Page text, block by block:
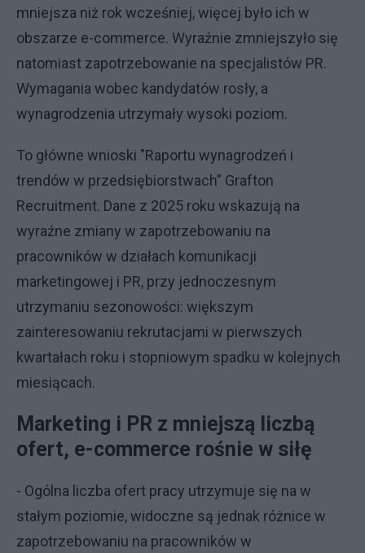
mniejsza niż rok wcześniej, więcej było ich w
obszarze e-commerce. Wyraźnie zmniejszyło się
natomiast zapotrzebowanie na specjalistów PR.
Wymagania wobec kandydatów rosły, a
wynagrodzenia utrzymały wysoki poziom.
To główne wnioski "Raportu wynagrodzeń i
trendów w przedsiębiorstwach” Grafton
Recruitment. Dane z 2025 roku wskazują na
wyraźne zmiany w zapotrzebowaniu na
pracowników w działach komunikacji
marketingowej i PR, przy jednoczesnym
utrzymaniu sezonowości: większym
zainteresowaniu rekrutacjami w pierwszych
kwartałach roku i stopniowym spadku w kolejnych
miesiącach.
Marketing i PR z mniejszą liczbą
ofert, e-commerce rośnie w siłę
- Ogólna liczba ofert pracy utrzymuje się na w
stałym poziomie, widoczne są jednak różnice w
zapotrzebowaniu na pracowników w